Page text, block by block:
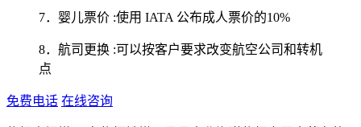
7．婴儿票价 :使用 IATA 公布成人票价的10%
8．航司更换 :可以按客户要求改变航空公司和转机
点
免费电话 在线咨询